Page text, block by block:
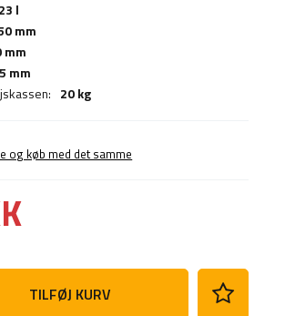
23 l
mm
mm
mm
20 kg
og køb med det samme
TILFØJ KURV